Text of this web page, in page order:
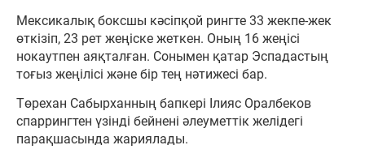
Мексикалық боксшы кәсіпқой рингте 33 жекпе-жек
өткізіп, 23 рет жеңіске жеткен. Оның 16 жеңісі
нокаутпен аяқталған. Сонымен қатар Эспадастың
тоғыз жеңілісі және бір тең нәтижесі бар.
Төрехан Сабырханның бапкері Ілияс Оралбеков
спаррингтен үзінді бейнені әлеуметтік желідегі
парақшасында жариялады.